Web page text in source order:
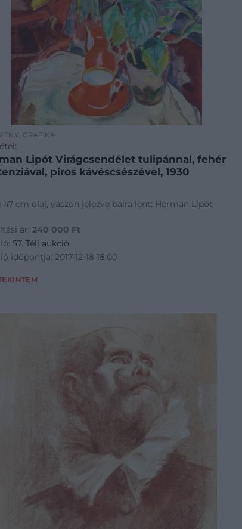
GRAFIKA
Lipót Virágcsendélet tulipánnal, fehér
piros kávéscsészével, 1930
47 cm olaj, vászon jelezve balra lent: Herman Lipót
ár: 240 000 Ft
57. Téli aukció
időpontja: 2017-12-18 18:00